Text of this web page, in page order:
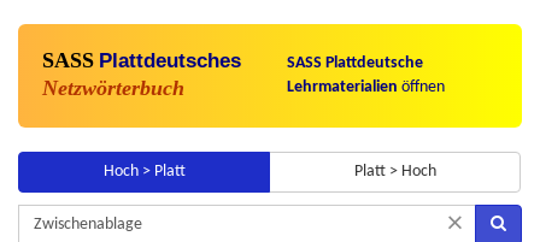
SASS Plattdeutsches
Netzwörterbuch
SASS Plattdeutsche
Lehrmaterialien öffnen
Hoch > Platt Platt > Hoch
×